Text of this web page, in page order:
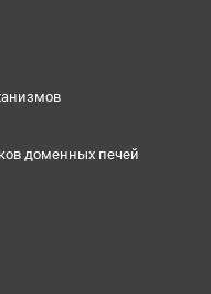
доменных печей